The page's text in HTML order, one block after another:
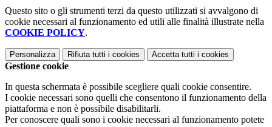
Questo sito o gli strumenti terzi da questo utilizzati si avvalgono di
cookie necessari al funzionamento ed utili alle finalità illustrate nella
COOKIE POLICY.
Personalizza Rifiuta tutti i cookies Accetta tutti i cookies
Gestione cookie
In questa schermata è possibile scegliere quali cookie consentire.
I cookie necessari sono quelli che consentono il funzionamento della
piattaforma e non è possibile disabilitarli.
Per conoscere quali sono i cookie necessari al funzionamento potete